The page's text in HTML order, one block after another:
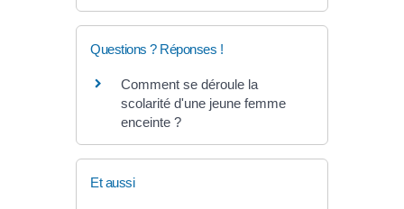
Questions ? Réponses !
Comment se déroule la
scolarité d'une jeune femme
enceinte ?
Et aussi